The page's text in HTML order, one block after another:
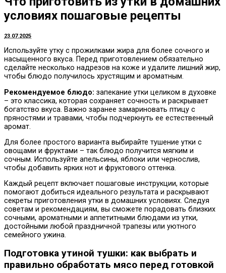
условиях пошаговые рецепты
23.07.2025
Используйте утку с прожилками жира для более сочного и
насыщенного вкуса. Перед приготовлением обязательно
сделайте несколько надрезов на коже и удалите лишний жир,
чтобы блюдо получилось хрустящим и ароматным.
Рекомендуемое блюдо: запекание утки целиком в духовке
– это классика, которая сохраняет сочность и раскрывает
богатство вкуса. Важно заранее замариновать птицу с
пряностями и травами, чтобы подчеркнуть ее естественный
аромат.
Для более простого варианта выбирайте тушение утки с
овощами и фруктами – так блюдо получится мягким и
сочным. Используйте апельсины, яблоки или чернослив,
чтобы добавить ярких нот и фруктового оттенка.
Каждый рецепт включает пошаговые инструкции, которые
помогают добиться идеального результата и раскрывают
секреты приготовления утки в домашних условиях. Следуя
советам и рекомендациям, вы сможете порадовать близких
сочными, ароматными и аппетитными блюдами из утки,
достойными любой праздничной трапезы или уютного
семейного ужина.
Подготовка утиной тушки: как выбрать и
правильно обработать мясо перед готовкой